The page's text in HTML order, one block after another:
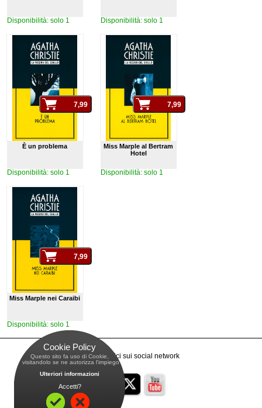
Disponibilità: solo 1 Disponibilità: solo 1
È un problema
Disponibilità: solo 1
Miss Marple al Bertram
Hotel
Disponibilità: solo 1
Miss Marple nei Caraibi
Disponibilità: solo 1
Raggiungici sui social network
Cookie Policy
Questo sito fa uso di Cookie,
visitandolo se ne autorizza l'impiego
Ulteriori informazioni
Accetti?